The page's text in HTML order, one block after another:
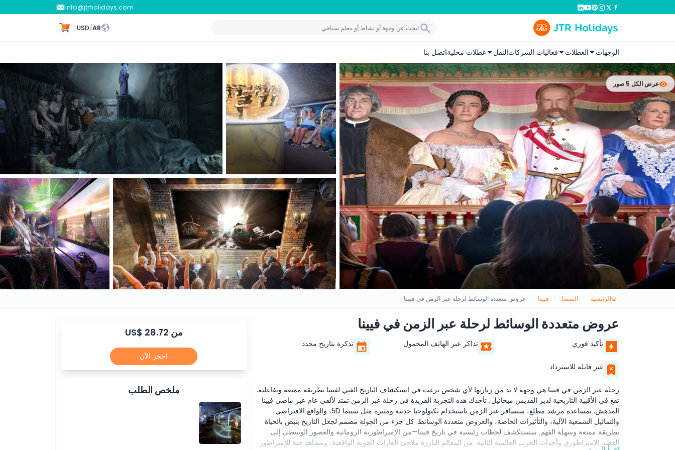
info@jtrholidays.com
AR
/
USD
الوجهات العطلات فعاليات الشركاتالنقل عطلات محليةاتصل بنا
عرض الكل 5 صور
الرئيسية النمسا فيينا عروض متعددة الوسائط لرحلة عبر الزمن في فيينا
عروض متعددة الوسائط لرحلة عبر الزمن في فيينا
تأكيد فوري تذاكر عبر الهاتف المحمول تذكرة بتاريخ محدد
غير قابلة للاسترداد
رحلة عبر الزمن في فيينا هي وجهة لا بد من زيارتها لأي شخص يرغب في استكشاف التاريخ الغني لفيينا بطريقة ممتعة وتفاعلية.
تقع في الأقبية التاريخية لدير القديس ميخائيل، تأخذك هذه التجربة الفريدة في رحلة عبر الزمن تمتد لألفي عام عبر ماضي فيينا
المدهش. بمساعدة مرشد مطلع، ستسافر عبر الزمن باستخدام تكنولوجيا حديثة ومثيرة مثل سينما 5D، والواقع الافتراضي،
والتماثيل الشمعية الآلية، والتأثيرات الخاصة، والعروض متعددة الوسائط. كل جزء من الجولة مصمم لجعل التاريخ ينبض بالحياة
بطريقة ممتعة وسهلة الفهم. ستستكشف لحظات رئيسية في تاريخ فيينا—من الإمبراطورية الرومانية والعصور الوسطى إلى
العصر الإمبراطوري وأحداث الحرب العالمية الثانية. من المعالم البارزة ملاجئ الغارات الجوية الواقعية، ومشاهد حية للإمبراطور
من US$ 28.72
احجز الآن
ملخص الطلب